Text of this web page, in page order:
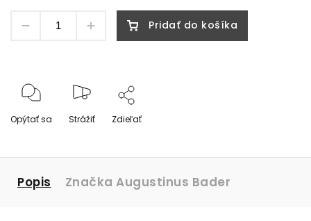
Pridať do košíka
Opýtať sa Strážiť Zdieľať
Popis Značka Augustinus Bader